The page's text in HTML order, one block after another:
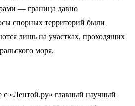
— граница давно
спорных территорий были
лишь на участках, проходящих
моря.
с «Лентой.ру» главный научный